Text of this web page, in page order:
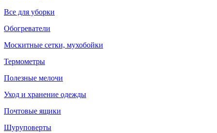
Все для уборки
Обогреватели
Москитные сетки, мухобойки
Термометры
Полезные мелочи
Уход и хранение одежды
Почтовые ящики
Шуруповерты